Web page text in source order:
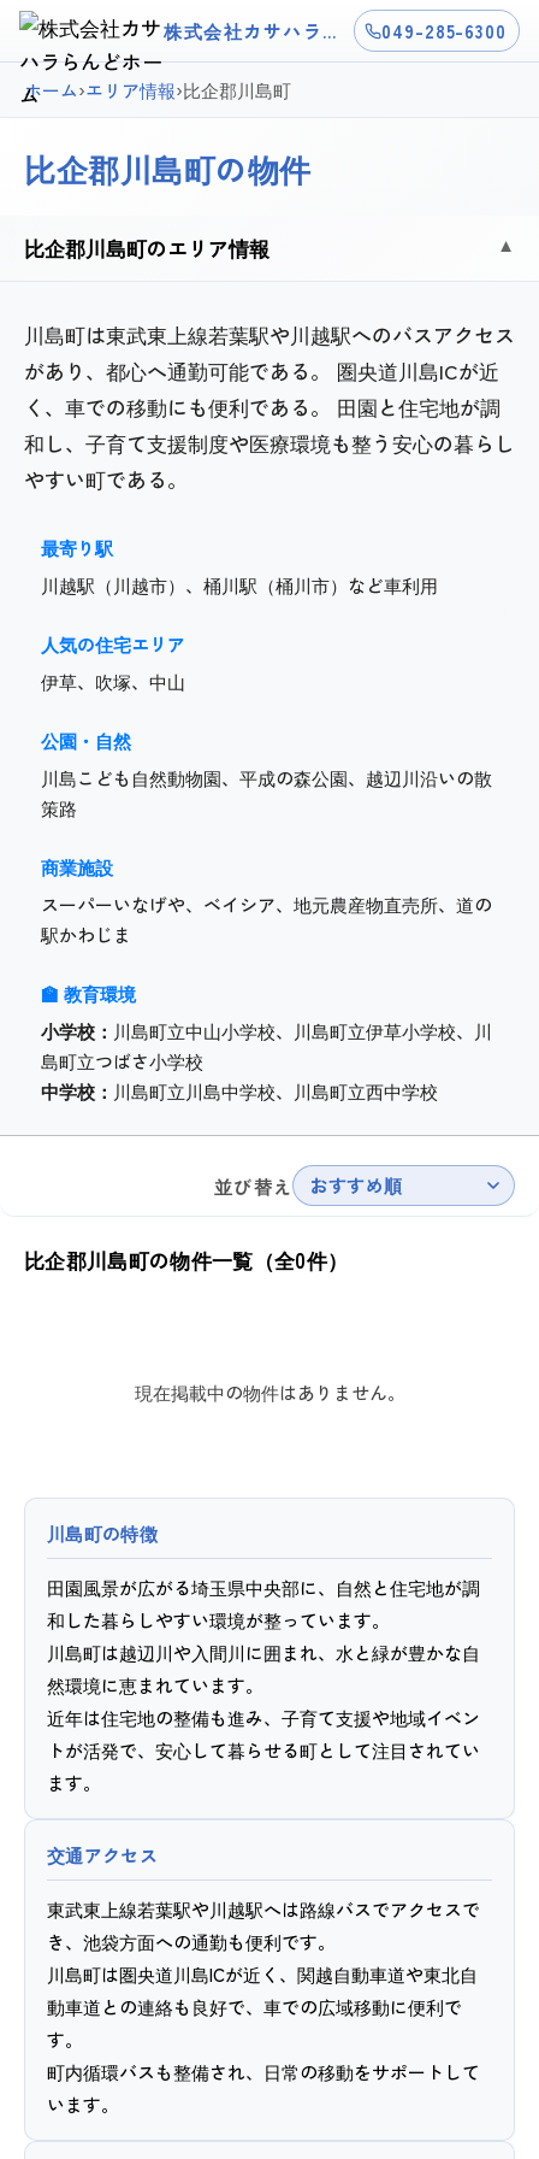
株式会社カサハラらんどホーム 049-285-6300
ホーム›エリア情報›比企郡川島町
比企郡川島町の物件
比企郡川島町のエリア情報 ▼
川島町は東武東上線若葉駅や川越駅へのバスアクセス
があり、都心へ通勤可能である。 圏央道川島ICが近
く、車での移動にも便利である。 田園と住宅地が調
和し、子育て支援制度や医療環境も整う安心の暮らし
やすい町である。
最寄り駅
川越駅（川越市）、桶川駅（桶川市）など車利用
人気の住宅エリア
伊草、吹塚、中山
公園・自然
川島こども自然動物園、平成の森公園、越辺川沿いの散
策路
商業施設
スーパーいなげや、ベイシア、地元農産物直売所、道の
駅かわじま
🏫 教育環境
小学校： 川島町立中山小学校、川島町立伊草小学校、川
島町立つばさ小学校
中学校： 川島町立川島中学校、川島町立西中学校
並び替え おすすめ順
比企郡川島町の物件一覧（全0件）
現在掲載中の物件はありません。
川島町の特徴
田園風景が広がる埼玉県中央部に、自然と住宅地が調
和した暮らしやすい環境が整っています。
川島町は越辺川や入間川に囲まれ、水と緑が豊かな自
然環境に恵まれています。
近年は住宅地の整備も進み、子育て支援や地域イベン
トが活発で、安心して暮らせる町として注目されてい
ます。
交通アクセス
東武東上線若葉駅や川越駅へは路線バスでアクセスで
き、池袋方面への通勤も便利です。
川島町は圏央道川島ICが近く、関越自動車道や東北自
動車道との連絡も良好で、車での広域移動に便利で
す。
町内循環バスも整備され、日常の移動をサポートして
います。